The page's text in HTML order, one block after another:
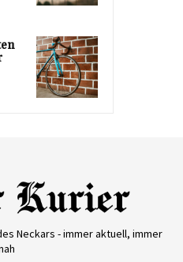
Neckars - immer aktuell, immer